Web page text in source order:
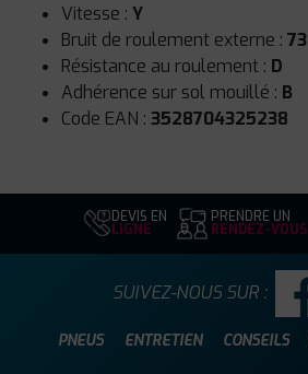
Vitesse : Y
Bruit de roulement externe : 73
Résistance au roulement : D
Adhérence sur sol mouillé : B
Code EAN : 3528704325238
DEVIS EN
LIGNE
PRENDRE UN
RENDEZ-VOUS
PNEUS ENTRETIEN CONSEILS
SUIVEZ-NOUS SUR :